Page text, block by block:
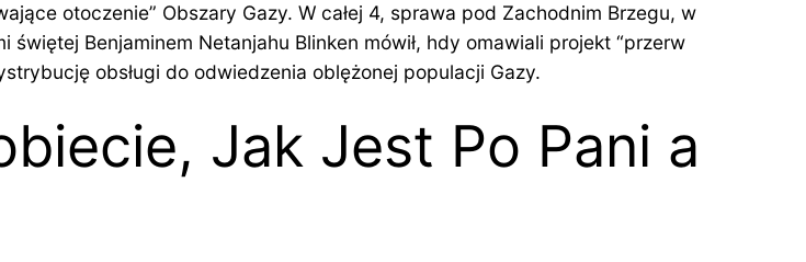
otoczenie” Obszary Gazy. W całej 4, sprawa pod Zachodnim Brzegu, w
Benjaminem Netanjahu Blinken mówił, hdy omawiali projekt “przerw
obsługi do odwiedzenia oblężonej populacji Gazy.
Jak Jest Po Pani a